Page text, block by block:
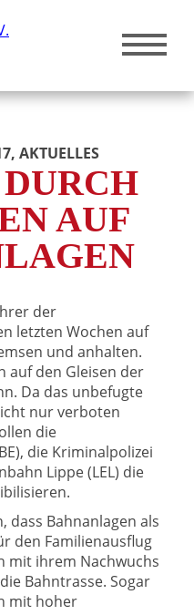
, AKTUELLES
AUF
der
letzten Wochen auf
und anhalten.
auf den Gleisen der
Da das unbefugte
nur verboten
die
die Kriminalpolizei
Lippe (LEL) die
dass Bahnanlagen als
den Familienausflug
mit ihrem Nachwuchs
Bahntrasse. Sogar
mit hoher